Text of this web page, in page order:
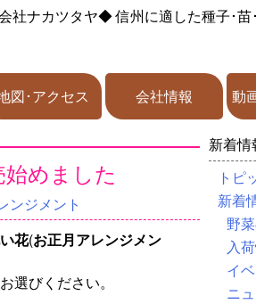
社ナカツタヤ◆信州に適した種子･
図･アクセス 会社情報 動
めました
ンジメント
花(お正月アレンジメン
選びください。
新着
トピ
新着
野
入
イ
ニ